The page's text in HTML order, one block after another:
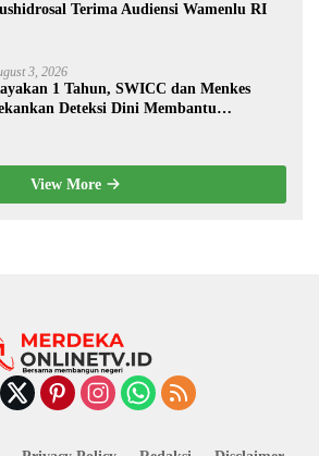
Terima Audiensi Wamenlu RI
3, 2026
1 Tahun, SWICC dan Menkes
Deteksi Dini Membantu
View More